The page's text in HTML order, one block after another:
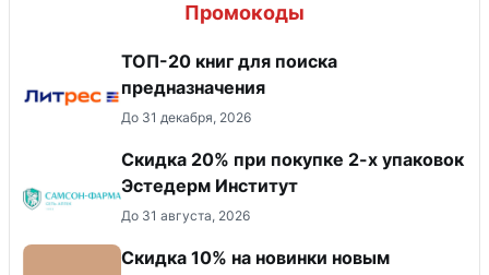
Промокоды
ТОП-20 книг для поиска
предназначения
До 31 декабря, 2026
Скидка 20% при покупке 2-х упаковок
Эстедерм Институт
До 31 августа, 2026
Скидка 10% на новинки новым